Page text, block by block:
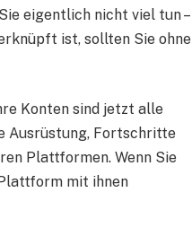
eigentlich nicht viel tun –
ist, sollten Sie ohne
Konten sind jetzt alle
Ausrüstung, Fortschritte
Plattformen. Wenn Sie
mit ihnen